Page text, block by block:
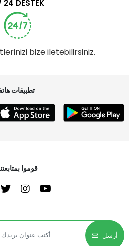
24 DESTEK
bize iletebilirsiniz.
تطبيقات
قوموا
أرسل